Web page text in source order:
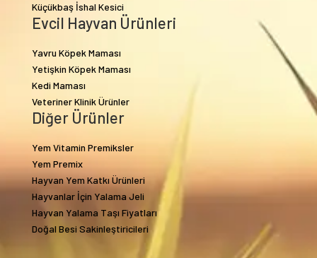
Küçükbaş İshal Kesici
Evcil Hayvan Ürünleri
Yavru Köpek Maması
Yetişkin Köpek Maması
Kedi Maması
Veteriner Klinik Ürünler
Diğer Ürünler
Yem Vitamin Premiksler
Yem Premix
Hayvan Yem Katkı Ürünleri
Hayvanlar İçin Yalama Jeli
Hayvan Yalama Taşı Fiyatları
Doğal Besi Sakinleştiricileri